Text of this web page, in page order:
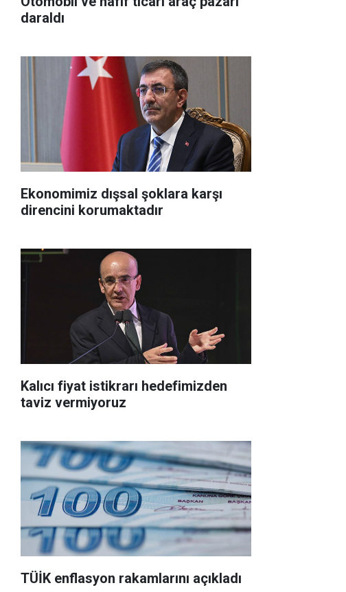
daraldı
Ekonomimiz dışsal şoklara karşı
direncini korumaktadır
Kalıcı fiyat istikrarı hedefimizden
taviz vermiyoruz
TÜİK enflasyon rakamlarını açıkladı